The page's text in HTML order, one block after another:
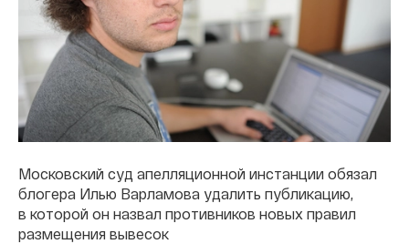
Московский суд апелляционной инстанции обязал
блогера Илью Варламова удалить публикацию,
в которой он назвал противников новых правил
размещения вывесок